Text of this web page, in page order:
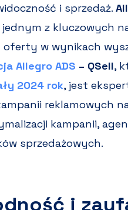
i sprzedaż.
z kluczowych
oferty w wynikach
Allegro ADS – QSell,
2024 rok, jest
reklamowych
kampanii,
sprzedażowych.
i